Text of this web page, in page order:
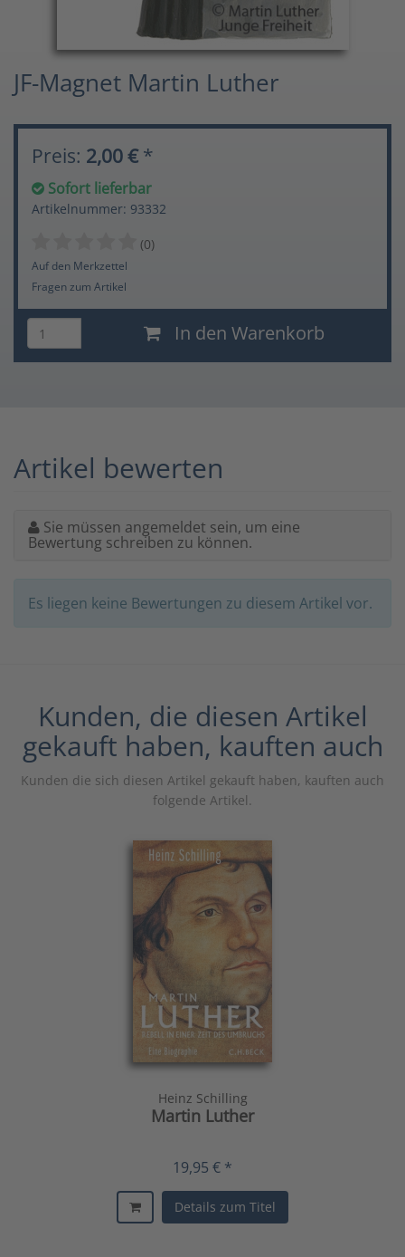
JF-Magnet Martin Luther
Preis: 2,00 € *
Sofort lieferbar
Artikelnummer: 93332
(0)
Auf den Merkzettel
Fragen zum Artikel
In den Warenkorb
Artikel bewerten
Sie müssen angemeldet sein, um eine
Bewertung schreiben zu können.
Es liegen keine Bewertungen zu diesem Artikel vor.
Kunden, die diesen Artikel
gekauft haben, kauften auch
Kunden die sich diesen Artikel gekauft haben, kauften auch
folgende Artikel.
Heinz Schilling
Martin Luther
19,95 € *
Details zum Titel